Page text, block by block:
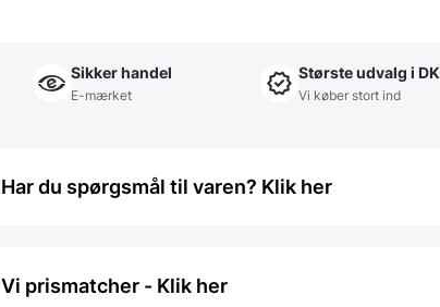
Sikker handel
E-mærket
Største udvalg i DK
Vi køber stort ind
Har du spørgsmål til varen? Klik her
Vi prismatcher - Klik her